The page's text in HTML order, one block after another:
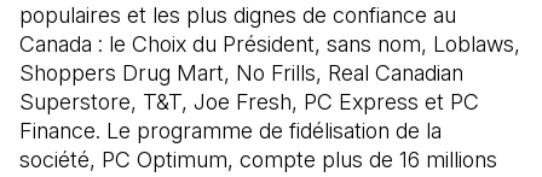
populaires et les plus dignes de confiance au
Canada : le Choix du Président, sans nom, Loblaws,
Shoppers Drug Mart, No Frills, Real Canadian
Superstore, T&T, Joe Fresh, PC Express et PC
Finance. Le programme de fidélisation de la
société, PC Optimum, compte plus de 16 millions